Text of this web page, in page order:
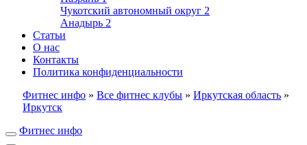
Чукотский автономный округ 2
Анадырь 2
Статьи
О нас
Контакты
Политика конфиденциальности
Фитнес инфо » Все фитнес клубы » Иркутская область »
Иркутск
Фитнес инфо